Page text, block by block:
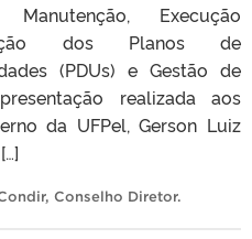
Execução
dos Planos de
(PDUs) e Gestão de
realizada aos
da UFPel, Gerson Luiz
, Conselho Diretor.